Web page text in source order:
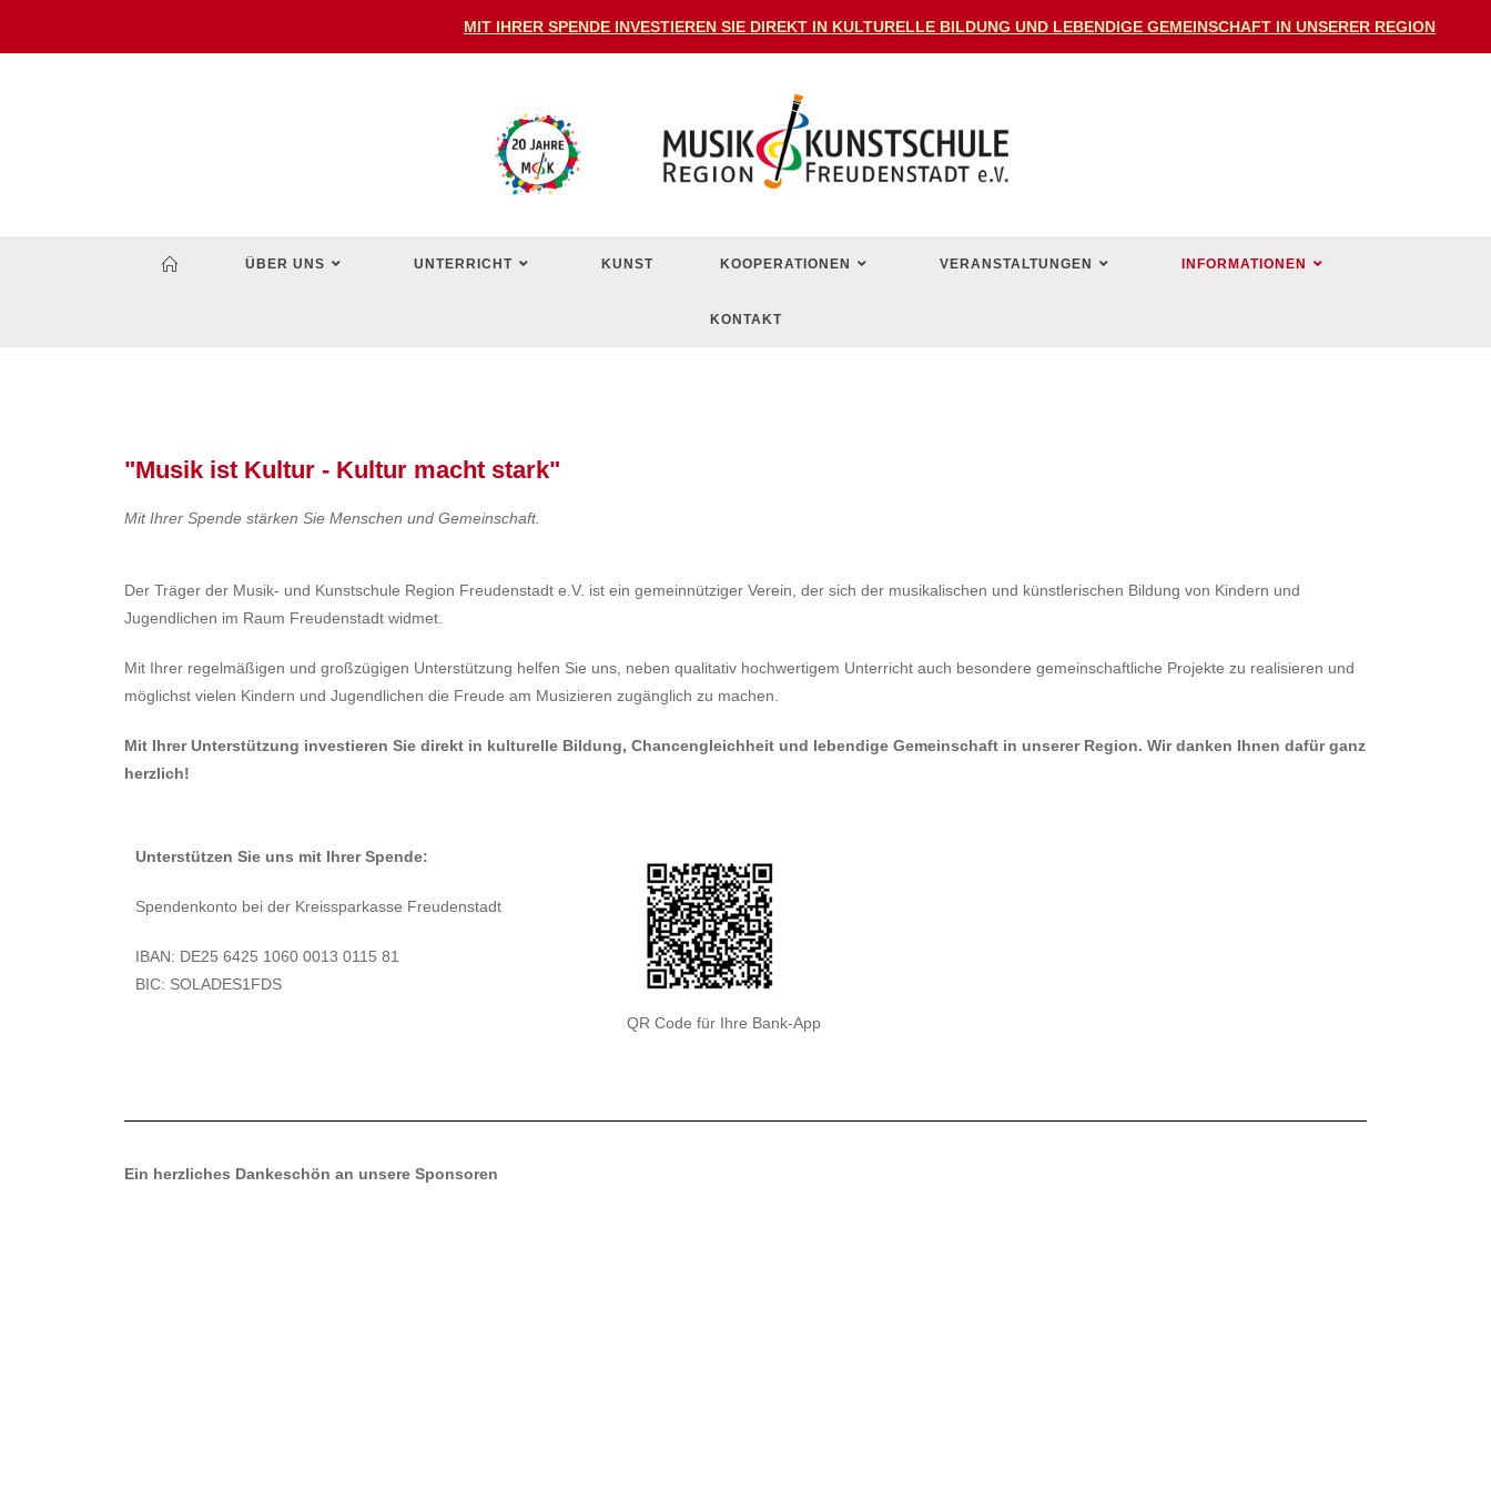
MIT IHRER SPENDE INVESTIEREN SIE DIREKT IN KULTURELLE BILDUNG UND LEBENDIGE GEMEINSCHAFT IN UNSERER REGION
ÜBER UNS UNTERRICHT KUNST KOOPERATIONEN VERANSTALTUNGEN INFORMATIONEN
KONTAKT
"Musik ist Kultur - Kultur macht stark"
Mit Ihrer Spende stärken Sie Menschen und Gemeinschaft.
Der Träger der Musik- und Kunstschule Region Freudenstadt e.V. ist ein gemeinnütziger Verein, der sich der musikalischen und künstlerischen Bildung von Kindern und
Jugendlichen im Raum Freudenstadt widmet.
Mit Ihrer regelmäßigen und großzügigen Unterstützung helfen Sie uns, neben qualitativ hochwertigem Unterricht auch besondere gemeinschaftliche Projekte zu realisieren und
möglichst vielen Kindern und Jugendlichen die Freude am Musizieren zugänglich zu machen.
Mit Ihrer Unterstützung investieren Sie direkt in kulturelle Bildung, Chancengleichheit und lebendige Gemeinschaft in unserer Region. Wir danken Ihnen dafür ganz
herzlich!
Unterstützen Sie uns mit Ihrer Spende:
Spendenkonto bei der Kreissparkasse Freudenstadt
IBAN: DE25 6425 1060 0013 0115 81
BIC: SOLADES1FDS
QR Code für Ihre Bank-App
Ein herzliches Dankeschön an unsere Sponsoren